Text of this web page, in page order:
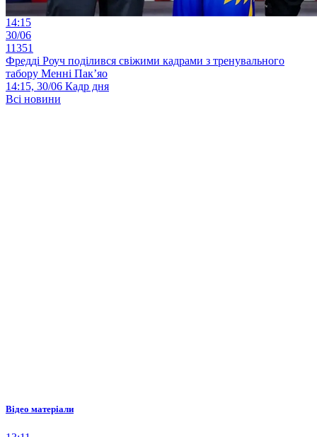
14:15
30/06
11351
Фредді Роуч поділився свіжими кадрами з тренувального
табору Менні Пак’яо
14:15, 30/06 Кадр дня
Всі новини
Відео матеріали